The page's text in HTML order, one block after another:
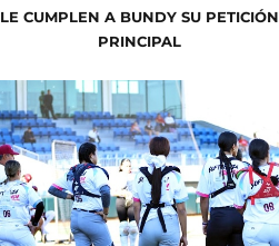
LE CUMPLEN A BUNDY SU PETICIÓN
PRINCIPAL